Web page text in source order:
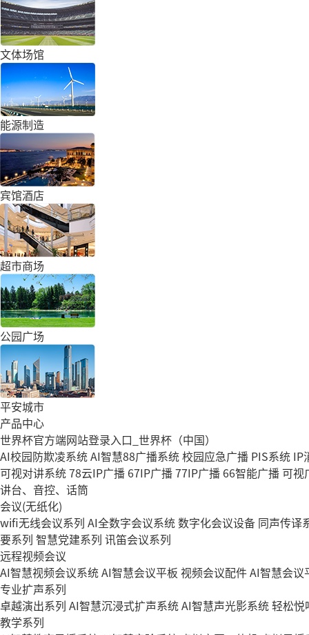
文体场馆
能源制造
宾馆酒店
超市商场
公园广场
平安城市
产品中心
世界杯官方端网站登录入口_世界杯（中国）
AI校园防欺凌系统AI智慧88广播系统校园应急广播 PIS系统 IP
可视对讲系统78云IP广播 67IP广播77IP广播 66智能广播 可视
讲台、音控、话筒
会议(无纸化)
wifi无线会议系列 AI全数字会议系统数字化会议设备 同声传译
要系列 智慧党建系列 讯笛会议系列
远程视频会议
AI智慧视频会议系统AI智慧会议平板 视频会议配件AI智慧会
专业扩声系列
卓越演出系列 AI智慧沉浸式扩声系统AI智慧声光影系统轻松悦
教学系列